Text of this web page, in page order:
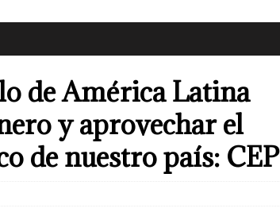
de América Latina
y aprovechar el
de nuestro país: CEP